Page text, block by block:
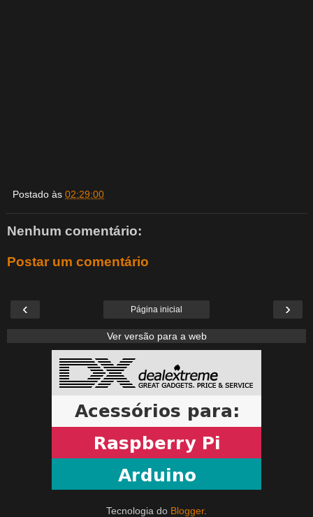
Postado às 02:29:00
Nenhum comentário:
Postar um comentário
‹ ›
Página inicial
Ver versão para a web
Tecnologia do Blogger.